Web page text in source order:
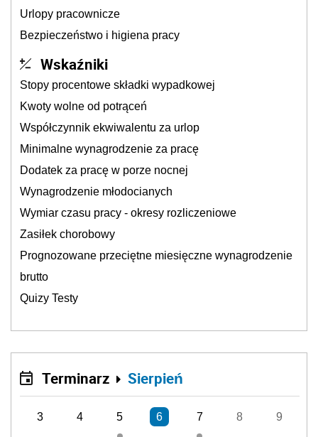
Urlopy pracownicze
Bezpieczeństwo i higiena pracy
Wskaźniki
Stopy procentowe składki wypadkowej
Kwoty wolne od potrąceń
Współczynnik ekwiwalentu za urlop
Minimalne wynagrodzenie za pracę
Dodatek za pracę w porze nocnej
Wynagrodzenie młodocianych
Wymiar czasu pracy - okresy rozliczeniowe
Zasiłek chorobowy
Prognozowane przeciętne miesięczne wynagrodzenie
brutto
Quizy Testy
Terminarz Sierpień
3 4 5 6 7 8 9